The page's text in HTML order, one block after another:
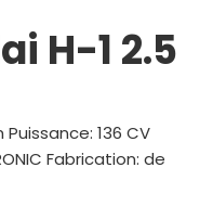
H-1 2.5
136 CV
Fabrication: de